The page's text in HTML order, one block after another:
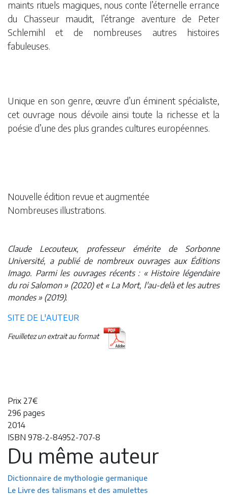
maints rituels magiques, nous conte l’éternelle errance
du Chasseur maudit, l’étrange aventure de Peter
Schlemihl et de nombreuses autres histoires
fabuleuses.
Unique en son genre, œuvre d’un éminent spécialiste,
cet ouvrage nous dévoile ainsi toute la richesse et la
poésie d’une des plus grandes cultures européennes.
Nouvelle édition revue et augmentée
Nombreuses illustrations.
Claude Lecouteux, professeur émérite de Sorbonne
Université, a publié de nombreux ouvrages aux Éditions
Imago. Parmi les ouvrages récents : « Histoire légendaire
du roi Salomon » (2020) et « La Mort, l'au-delà et les autres
mondes » (2019).
SITE DE L'AUTEUR
Feuilletez un extrait au format
Prix 27€
296 pages
2014
ISBN 978-2-84952-707-8
Du même auteur
Dictionnaire de mythologie germanique
Le Livre des talismans et des amulettes